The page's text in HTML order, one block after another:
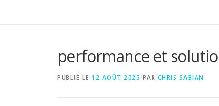
performance et
PUBLIÉ LE 12 AOÛT 2025 PAR CHRIS SABIAN